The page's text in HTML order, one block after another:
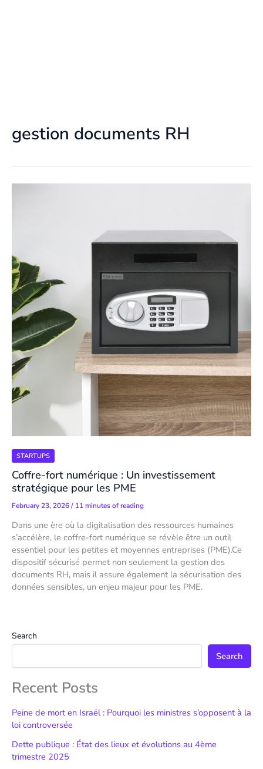
gestion documents RH
STARTUPS
Coffre-fort numérique : Un investissement
stratégique pour les PME
February 23, 2026/ 11 minutes of reading
Dans une ère où la digitalisation des ressources humaines
s’accélère, le coffre-fort numérique se révèle être un outil
essentiel pour les petites et moyennes entreprises (PME).Ce
dispositif sécurisé permet non seulement la gestion des
documents RH, mais il assure également la sécurisation des
données sensibles, un enjeu majeur pour les PME.
Search
Search
Recent Posts
Peine de mort en Israël : Pourquoi les ministres s’opposent à la
loi controversée
Dette publique : État des lieux et évolutions au 4ème
trimestre 2025